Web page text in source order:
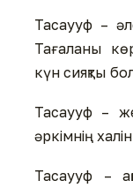
Тасаууф –
Тағаланы
күн сияқты
Тасаууф –
әркімнің
Тасаууф –